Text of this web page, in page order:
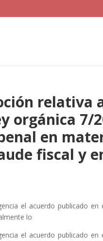
relativa
orgánica 7/
en
fiscal y
el acuerdo publicado
lo
el acuerdo publicado